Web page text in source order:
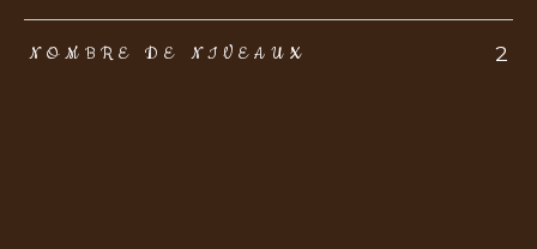
NOMBRE DE NIVEAUX 2